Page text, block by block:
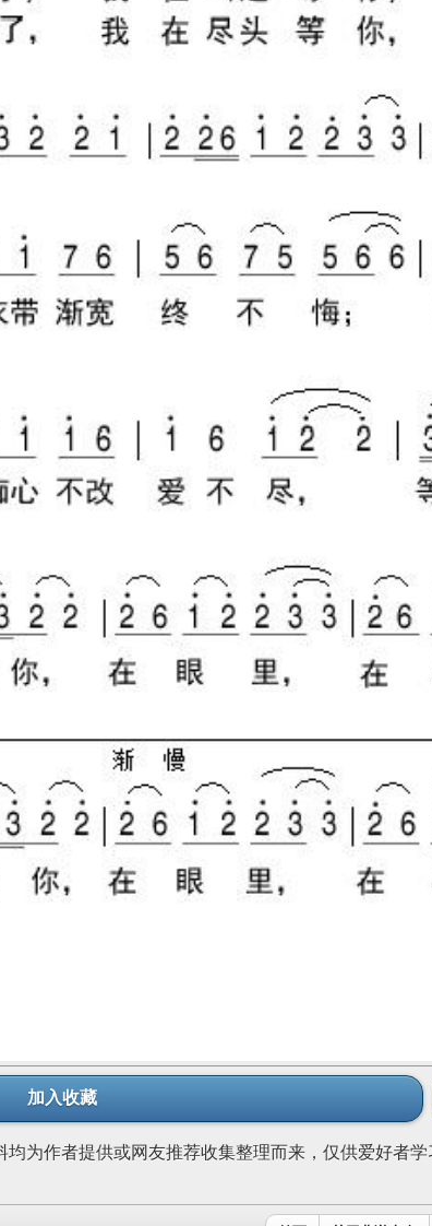
加入收藏
均为作者提供或网友推荐收集整理而来，仅供爱好者